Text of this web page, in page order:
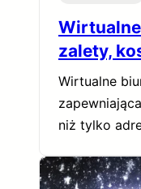
Wirtualne
zalety,
Wirtualne
niż tylko